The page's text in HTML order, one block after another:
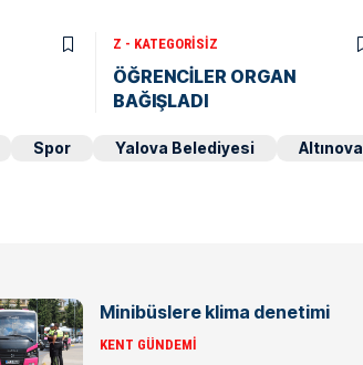
Z - KATEGORISIZ
ÖĞRENCİLER ORGAN
BAĞIŞLADI
Spor Yalova Belediyesi Altınova
Minibüslere klima denetimi
KENT GÜNDEMI